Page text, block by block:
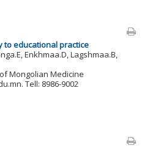
to educational practice
Enkhmaa.D, Lagshmaa.B,
Mongolian Medicine
Tell: 8986-9002